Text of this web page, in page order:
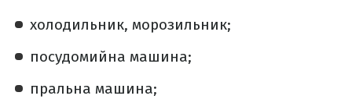
холодильник, морозильник;
посудомийна машина;
пральна машина;